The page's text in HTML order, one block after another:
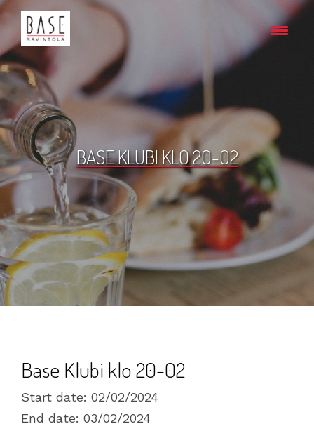
BASE KLUBI KLO 20-02
Base Klubi klo 20-02
Start date: 02/02/2024
End date: 03/02/2024